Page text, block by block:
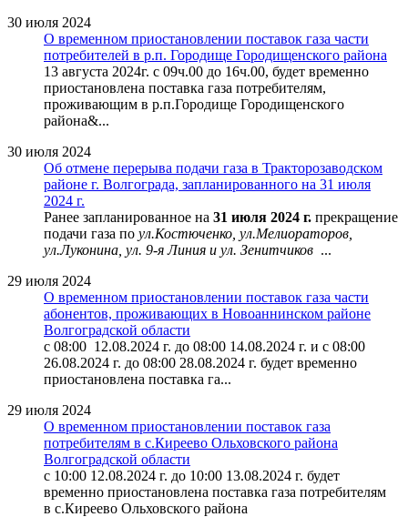
30 июля 2024
О временном приостановлении поставок газа части
потребителей в р.п. Городище Городищенского района
13 августа 2024г. с 09ч.00 до 16ч.00, будет временно
приостановлена поставка газа потребителям,
проживающим в р.п.Городище Городищенского
района&...
30 июля 2024
Об отмене перерыва подачи газа в Тракторозаводском
районе г. Волгограда, запланированного на 31 июля
2024 г.
Ранее запланированное на 31 июля 2024 г. прекращение
подачи газа по ул.Костюченко, ул.Мелиораторов,
ул.Луконина, ул. 9-я Линия и ул. Зенитчиков ...
29 июля 2024
О временном приостановлении поставок газа части
абонентов, проживающих в Новоаннинском районе
Волгоградской области
с 08:00 12.08.2024 г. до 08:00 14.08.2024 г. и с 08:00
26.08.2024 г. до 08:00 28.08.2024 г. будет временно
приостановлена поставка га...
29 июля 2024
О временном приостановлении поставок газа
потребителям в с.Киреево Ольховского района
Волгоградской области
с 10:00 12.08.2024 г. до 10:00 13.08.2024 г. будет
временно приостановлена поставка газа потребителям
в с.Киреево Ольховского района